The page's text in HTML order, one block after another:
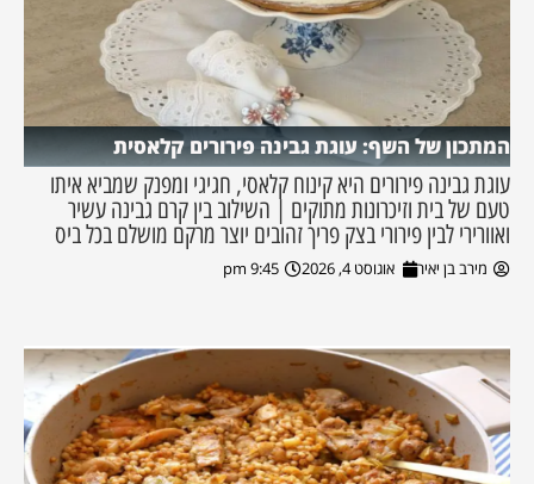
המתכון של השף: עוגת גבינה פירורים קלאסית
עוגת גבינה פירורים היא קינוח קלאסי, חגיגי ומפנק שמביא איתו
טעם של בית וזיכרונות מתוקים | השילוב בין קרם גבינה עשיר
ואוורירי לבין פירורי בצק פריך זהובים יוצר מרקם מושלם בכל ביס
מירב בן יאיר אוגוסט 4, 2026 9:45 pm